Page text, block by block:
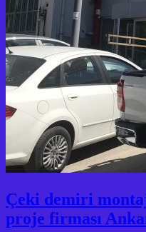
Çeki demiri
proje firması